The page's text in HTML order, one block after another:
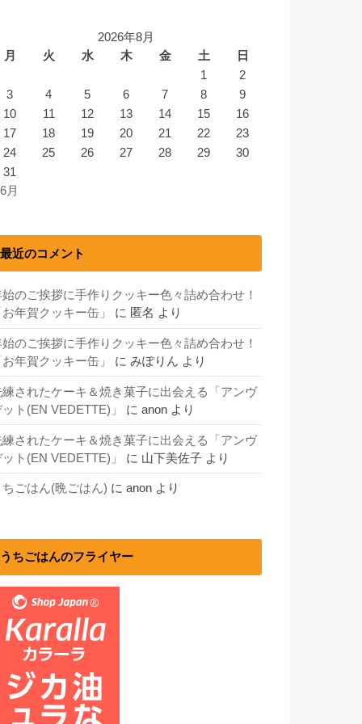
2026年8月
月
火 水 木 金 土
日
1
2
3
4 5 6 7 8
9
10
11 12 13 14 15
16
17
18 19 20 21 22
23
24
25 26 27 28 29
30
31
月
最近のコメント
始のご挨拶に手作りクッキー色々詰め合わせ！
年賀クッキー缶」
に 匿名 より
始のご挨拶に手作りクッキー色々詰め合わせ！
年賀クッキー缶」
に みぽりん より
練されたケーキ＆焼き菓子に出会える「アンヴ
ト(EN VEDETTE)」
に anon より
練されたケーキ＆焼き菓子に出会える「アンヴ
ト(EN VEDETTE)」
に 山下美佐子 より
ちごはん(晩ごはん) に anon より
うちごはんのフライヤー